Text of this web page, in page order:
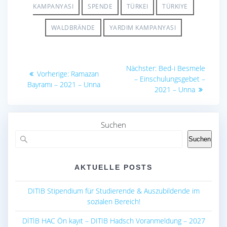
KAMPANYASI SPENDE TÜRKEI TÜRKIYE
WALDBRÄNDE YARDIM KAMPANYASI
Beitragsnavigation
Vorherige: Vorheriger
Beitrag:
Ramazan
Bayramı – 2021 – Unna
Nächster: Nächster
Beitrag:
Bed-i Besmele
– Einschulungsgebet –
2021 – Unna
Suchen
Suchen
AKTUELLE POSTS
DITIB Stipendium für Studierende & Auszubildende im
sozialen Bereich!
DİTİB HAC Ön kayıt – DITIB Hadsch Voranmeldung – 2027